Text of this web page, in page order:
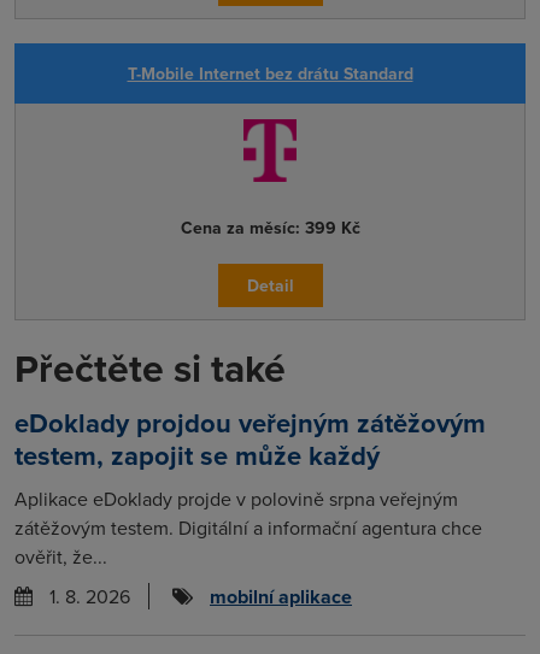
T-Mobile Internet bez drátu Standard
Cena za měsíc: 399 Kč
Detail
Přečtěte si také
eDoklady projdou veřejným zátěžovým
testem, zapojit se může každý
Aplikace eDoklady projde v polovině srpna veřejným
zátěžovým testem. Digitální a informační agentura chce
ověřit, že...
1. 8. 2026
mobilní aplikace